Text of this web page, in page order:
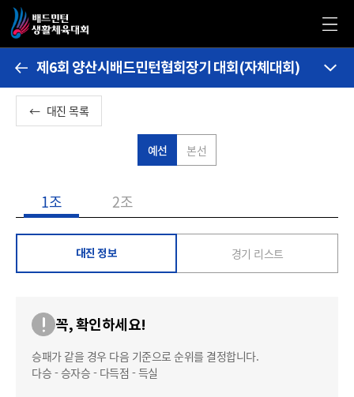
제6회 양산시배드민턴협회장기 대회(자체대회)
← 대진 목록
예선 본선
1조 2조
대진 정보 경기 리스트
꼭, 확인하세요!
승패가 같을 경우 다음 기준으로 순위를 결정합니다.
다승 - 승자승 - 다득점 - 득실